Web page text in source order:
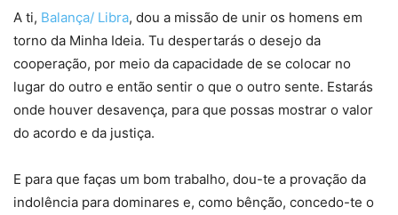
A ti, Balança/ Libra, dou a missão de unir os homens em
torno da Minha Ideia. Tu despertarás o desejo da
cooperação, por meio da capacidade de se colocar no
lugar do outro e então sentir o que o outro sente. Estarás
onde houver desavença, para que possas mostrar o valor
do acordo e da justiça.
E para que faças um bom trabalho, dou-te a provação da
indolência para dominares e, como bênção, concedo-te o